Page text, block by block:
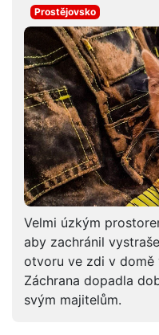
Prostějovsko
Velmi úzkým
aby zachránil
otvoru ve zdi v domě
Záchrana dopadla
svým majitelům.